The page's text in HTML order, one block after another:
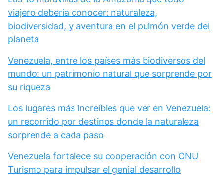
viajero debería conocer: naturaleza,
biodiversidad, y aventura en el pulmón verde del
planeta
Venezuela, entre los países más biodiversos del
mundo: un patrimonio natural que sorprende por
su riqueza
Los lugares más increíbles que ver en Venezuela:
un recorrido por destinos donde la naturaleza
sorprende a cada paso
Venezuela fortalece su cooperación con ONU
Turismo para impulsar el genial desarrollo